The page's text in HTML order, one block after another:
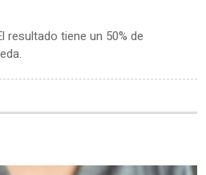
resultado tiene un 50% de